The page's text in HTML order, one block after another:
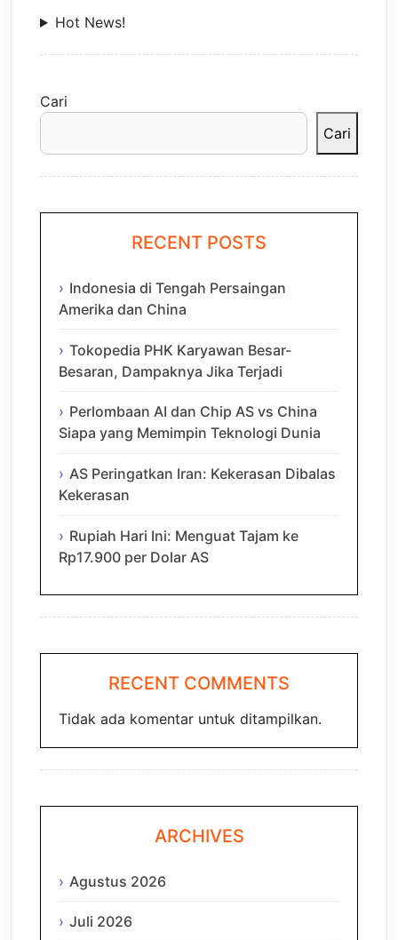
Hot News!
Cari
Cari
RECENT POSTS
Indonesia di Tengah Persaingan
Amerika dan China
Tokopedia PHK Karyawan Besar-
Besaran, Dampaknya Jika Terjadi
Perlombaan AI dan Chip AS vs China
Siapa yang Memimpin Teknologi Dunia
AS Peringatkan Iran: Kekerasan Dibalas
Kekerasan
Rupiah Hari Ini: Menguat Tajam ke
Rp17.900 per Dolar AS
RECENT COMMENTS
Tidak ada komentar untuk ditampilkan.
ARCHIVES
Agustus 2026
Juli 2026